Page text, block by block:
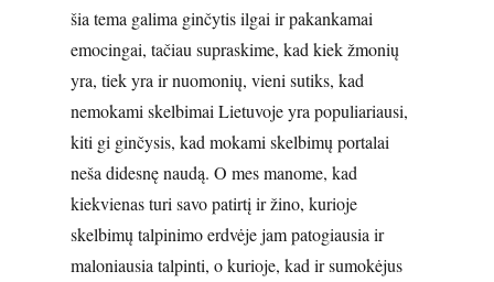
šia tema galima ginčytis ilgai ir pakankamai
emocingai, tačiau supraskime, kad kiek žmonių
yra, tiek yra ir nuomonių, vieni sutiks, kad
nemokami skelbimai Lietuvoje yra populiariausi,
kiti gi ginčysis, kad mokami skelbimų portalai
neša didesnę naudą. O mes manome, kad
kiekvienas turi savo patirtį ir žino, kurioje
skelbimų talpinimo erdvėje jam patogiausia ir
maloniausia talpinti, o kurioje, kad ir sumokėjus